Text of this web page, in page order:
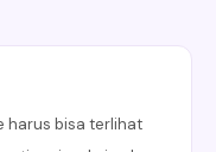
harus bisa terlihat